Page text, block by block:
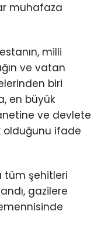
muhafaza
milli
ve vatan
biri
en büyük
ve devlete
olduğunu ifade
tüm şehitleri
gazilere